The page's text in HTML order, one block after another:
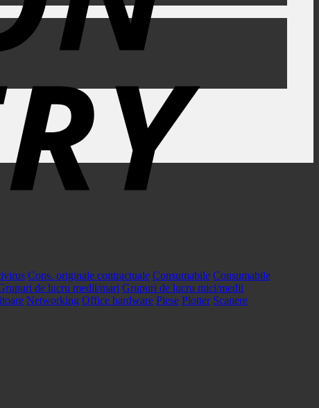
Cons. originale contractuale Consumabile Consumabile
de lucru medii/mari Grupuri de lucru mici/medii
Networking Office hardware Piese Plotter Scanere